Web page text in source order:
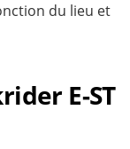
du lieu et
E-ST